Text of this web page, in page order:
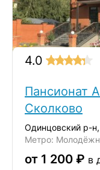
4.0
Пансионат
Сколково
Одинцовский р-
Метро:
от 1 200 ₽ в